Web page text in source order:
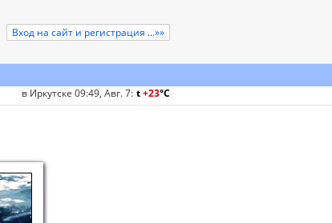
Вход на сайт и регистрация ...»»
в Иркутске 09:49, Авг. 7: t+23°C